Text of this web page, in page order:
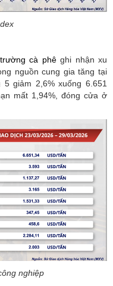
cà phêghi nhận xu
nguồn cung gia tăng tại
giảm 2,6% xuống 6.651
mất 1,94%, đóng cửa ở
nghiệp